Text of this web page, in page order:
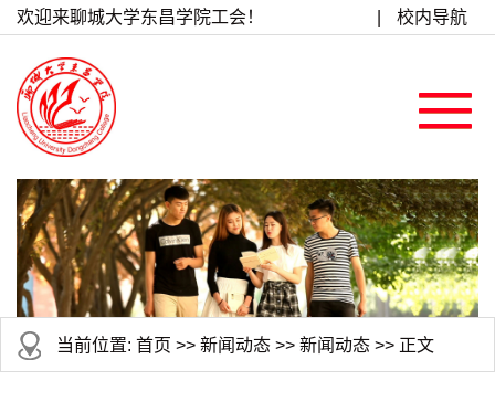
欢迎来聊城大学东昌学院工会！ 校内导航
当前位置: 首页 >> 新闻动态 >> 新闻动态 >> 正文